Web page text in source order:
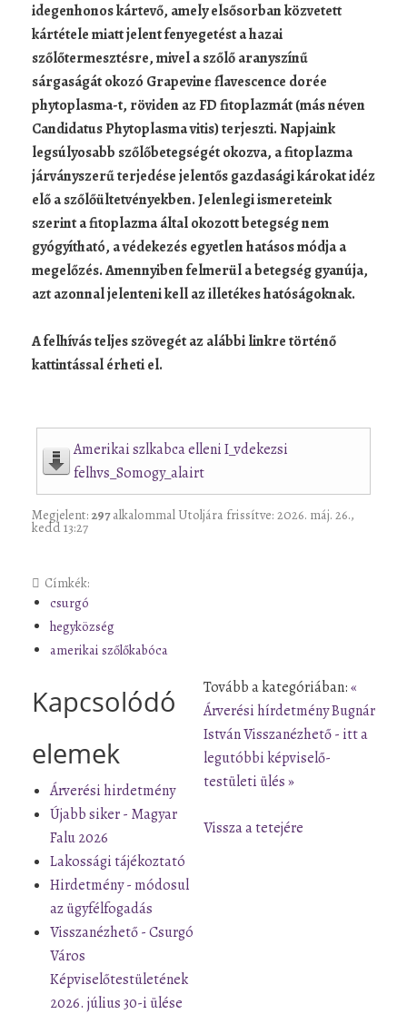
idegenhonos kártevő, amely elsősorban közvetett
kártétele miatt jelent fenyegetést a hazai
szőlőtermesztésre, mivel a szőlő aranyszínű
sárgaságát okozó Grapevine flavescence dorée
phytoplasma-t, röviden az FD fitoplazmát (más néven
Candidatus Phytoplasma vitis) terjeszti. Napjaink
legsúlyosabb szőlőbetegségét okozva, a fitoplazma
járványszerű terjedése jelentős gazdasági károkat idéz
elő a szőlőültetvényekben. Jelenlegi ismereteink
szerint a fitoplazma által okozott betegség nem
gyógyítható, a védekezés egyetlen hatásos módja a
megelőzés. Amennyiben felmerül a betegség gyanúja,
azt azonnal jelenteni kell az illetékes hatóságoknak.
A felhívás teljes szövegét az alábbi linkre történő
kattintással érheti el.
Amerikai szlkabca elleni I_vdekezsi
felhvs_Somogy_alairt
Megjelent: 297alkalommal Utoljára frissítve: 2026. máj. 26.,
kedd 13:27
Címkék:
csurgó
hegyközség
amerikai szőlőkabóca
Kapcsolódó
elemek
Árverési hirdetmény
Újabb siker - Magyar
Falu 2026
Lakossági tájékoztató
Hirdetmény - módosul
az ügyfélfogadás
Visszanézhető - Csurgó
Város
Képviselőtestületének
2026. július 30-i ülése
Tovább a kategóriában:«
Árverési hírdetmény Bugnár
IstvánVisszanézhető - itt a
legutóbbi képviselő-
testületi ülés »
Vissza a tetejére